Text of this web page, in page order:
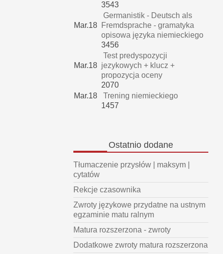
3543
Mar.18
Germanistik - Deutsch als
Fremdsprache - gramatyka
opisowa języka niemieckiego
3456
Mar.18
Test predyspozycji
jezykowych + klucz +
propozycja oceny
2070
Mar.18
Trening niemieckiego
1457
Ostatnio dodane
Tłumaczenie przysłów | maksym |
cytatów
Rekcje czasownika
Zwroty językowe przydatne na ustnym
egzaminie matu ralnym
Matura rozszerzona - zwroty
Dodatkowe zwroty matura rozszerzona